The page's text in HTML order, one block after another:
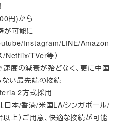
円)から
が可能に
Instagram/LINE/Amazon
Netflix/TVer等）
速度の減衰が殆どなく、更に中国
ない最先端の接続
2方式採用
日本/香港/米国LA/シンガポール/
上）ご用意、快適な接続が可能